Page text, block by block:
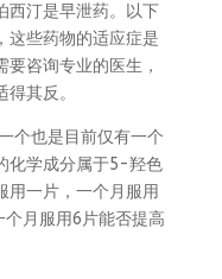
西汀是早泄药。以下
这些药物的适应症是
咨询专业的医生，
其反。
个也是目前仅有一个
化学成分属于5-羟色
用一片，一个月服用
月服用6片能否提高